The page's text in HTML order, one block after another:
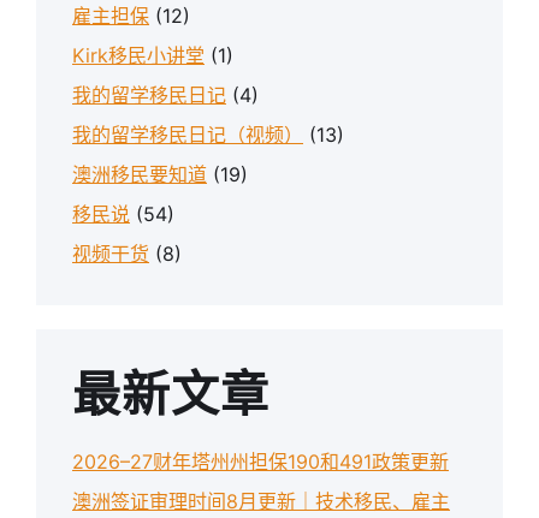
雇主担保 (12)
Kirk移民小讲堂 (1)
我的留学移民日记 (4)
我的留学移民日记（视频）
(13)
澳洲移民要知道 (19)
移民说 (54)
视频干货 (8)
最新文章
2026–27财年塔州州担保190和491政策更新
澳洲签证审理时间8月更新｜技术移民、雇主